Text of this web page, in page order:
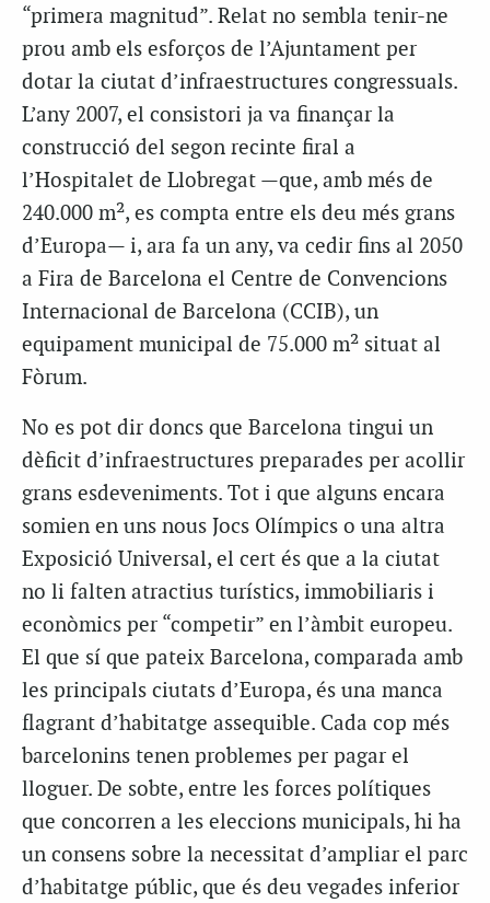
“primera magnitud”. Relat no sembla tenir-ne
prou amb els esforços de l’Ajuntament per
dotar la ciutat d’infraestructures congressuals.
L’any 2007, el consistori ja va finançar la
construcció del segon recinte firal a
l’Hospitalet de Llobregat —que, amb més de
240.000 m², es compta entre els deu més grans
d’Europa— i, ara fa un any, va cedir fins al 2050
a Fira de Barcelona el Centre de Convencions
Internacional de Barcelona (CCIB), un
equipament municipal de 75.000 m² situat al
Fòrum.
No es pot dir doncs que Barcelona tingui un
dèficit d’infraestructures preparades per acollir
grans esdeveniments. Tot i que alguns encara
somien en uns nous Jocs Olímpics o una altra
Exposició Universal, el cert és que a la ciutat
no li falten atractius turístics, immobiliaris i
econòmics per “competir” en l’àmbit europeu.
El que sí que pateix Barcelona, comparada amb
les principals ciutats d’Europa, és una manca
flagrant d’habitatge assequible. Cada cop més
barcelonins tenen problemes per pagar el
lloguer. De sobte, entre les forces polítiques
que concorren a les eleccions municipals, hi ha
un consens sobre la necessitat d’ampliar el parc
d’habitatge públic, que és deu vegades inferior